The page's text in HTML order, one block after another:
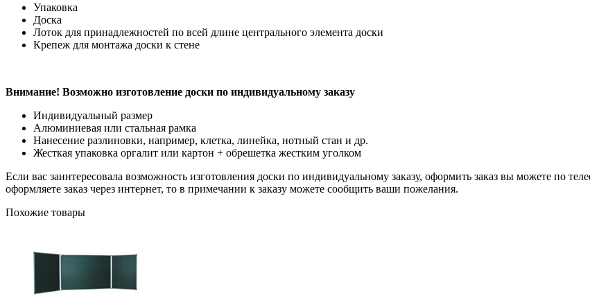
Упаковка
Доска
Лоток для принадлежностей по всей длине центрального элемента доски
Крепеж для монтажа доски к стене
Внимание! Возможно изготовление доски по индивидуальному заказу
Индивидуальный размер
Алюминиевая или стальная рамка
Нанесение разлиновки, например, клетка, линейка, нотный стан и др.
Жесткая упаковка оргалит или картон + обрешетка жестким уголком
Если вас заинтересовала возможность изготовления доски по индивидуальному заказу, оформить заказ вы можете по
оформляете заказ через интернет, то в примечании к заказу можете сообщить ваши пожелания.
Похожие товары